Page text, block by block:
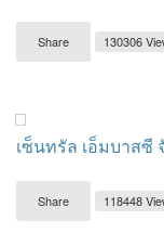
Share 130306
เซ็นทรัล เอ็มบาสซี
Share 118448